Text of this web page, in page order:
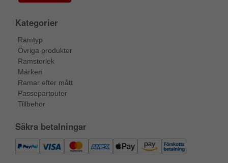
Kategorier
Ramtyp
Övriga produkter
Ramstorlek
Märken
Ramar efter mått
Passepartouter
Tillbehör
Säkra betalningar